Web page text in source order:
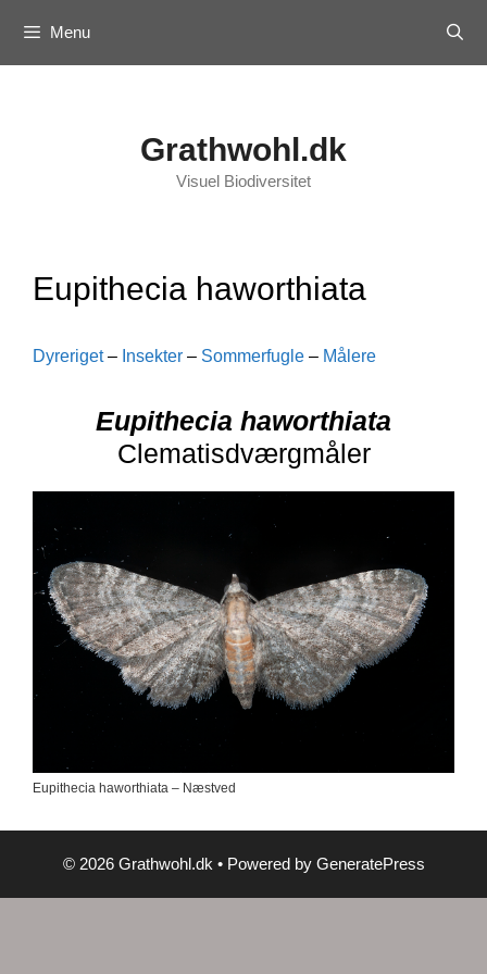
content
Menu
Grathwohl.dk
Visuel Biodiversitet
Eupithecia haworthiata
Dyreriget– Insekter – Sommerfugle – Målere
Eupithecia haworthiata
Clematisdværgmåler
Eupithecia haworthiata – Næstved
© 2026 Grathwohl.dk • Powered by GeneratePress